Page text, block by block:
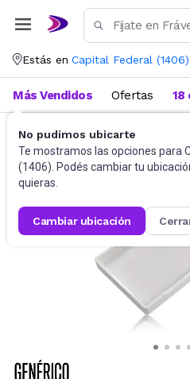
Estás en Capital Federal (1406)
No pudimos ubicarte
Te mostramos las opciones para
(1406). Podés cambiar tu
quieras.
cambiar ubicación
Más Vendidos Ofertas 18
Utensilios de cocina